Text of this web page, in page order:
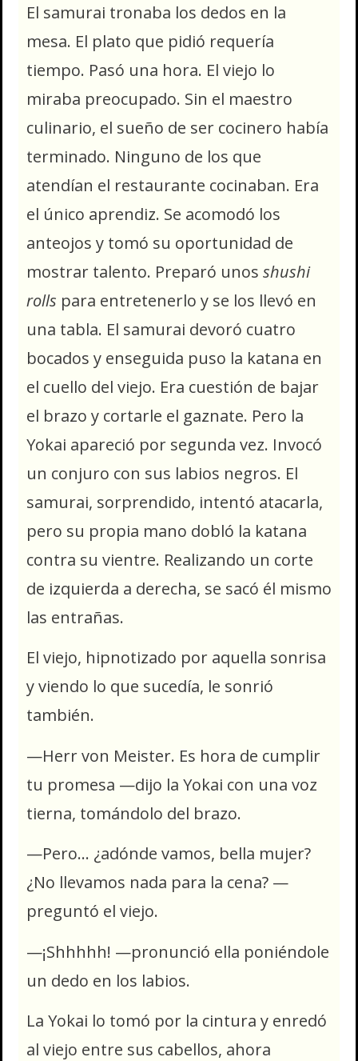
El samurai tronaba los dedos en la
mesa. El plato que pidió requería
tiempo. Pasó una hora. El viejo lo
miraba preocupado. Sin el maestro
culinario, el sueño de ser cocinero había
terminado. Ninguno de los que
atendían el restaurante cocinaban. Era
el único aprendiz. Se acomodó los
anteojos y tomó su oportunidad de
mostrar talento. Preparó unos shushi
rolls para entretenerlo y se los llevó en
una tabla. El samurai devoró cuatro
bocados y enseguida puso la katana en
el cuello del viejo. Era cuestión de bajar
el brazo y cortarle el gaznate. Pero la
Yokai apareció por segunda vez. Invocó
un conjuro con sus labios negros. El
samurai, sorprendido, intentó atacarla,
pero su propia mano dobló la katana
contra su vientre. Realizando un corte
de izquierda a derecha, se sacó él mismo
las entrañas.
El viejo, hipnotizado por aquella sonrisa
y viendo lo que sucedía, le sonrió
también.
—Herr von Meister. Es hora de cumplir
tu promesa —dijo la Yokai con una voz
tierna, tomándolo del brazo.
—Pero… ¿adónde vamos, bella mujer?
¿No llevamos nada para la cena? —
preguntó el viejo.
—¡Shhhhh! —pronunció ella poniéndole
un dedo en los labios.
La Yokai lo tomó por la cintura y enredó
al viejo entre sus cabellos, ahora